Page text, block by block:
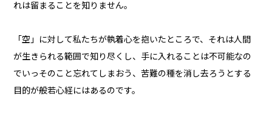
れは留まることを知りません。
「空」に対して私たちが執着心を抱いたところで、それは人間
が生きられる範囲で知り尽くし、手に入れることは不可能なの
でいっそのこと忘れてしまおう、苦難の種を消し去ろうとする
目的が般若心経にはあるのです。